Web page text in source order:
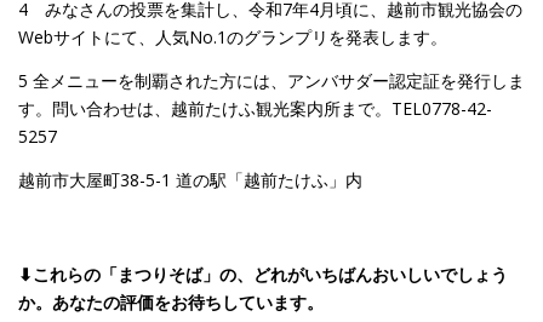
4 みなさんの投票を集計し、令和7年4月頃に、越前市観光協会の
Webサイトにて、人気No.1のグランプリを発表します。
5 全メニューを制覇された方には、アンバサダー認定証を発行しま
す。問い合わせは、越前たけふ観光案内所まで。TEL0778-42-
5257
越前市大屋町38-5-1 道の駅「越前たけふ」内
⬇︎これらの「まつりそば」の、どれがいちばんおいしいでしょう
か。あなたの評価をお待ちしています。